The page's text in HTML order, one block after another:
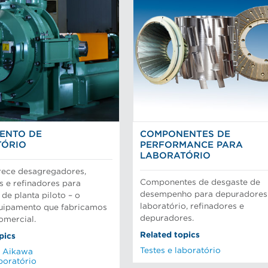
DE
desagregadores,
e refinadores para
planta piloto – o
que fabricamos
Aikawa
COMPONENTES DE
PERFORMANCE PARA
LABORATÓRIO
Componentes de desgaste de
desempenho para
laboratório, refinadores e
depuradores.
Related topics
Testes e laboratório